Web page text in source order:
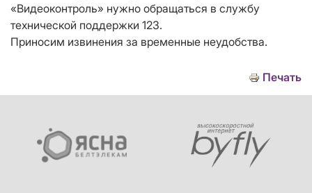
«Видеоконтроль» нужно обращаться в службу
технической поддержки 123.
Приносим извинения за временные неудобства.
Печать